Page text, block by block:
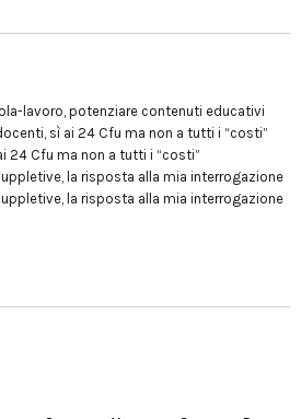
lavoro, potenziare contenuti educativi
sì ai 24 Cfu ma non a tutti i “costi”
24 Cfu ma non a tutti i “costi”
la risposta alla mia interrogazione
la risposta alla mia interrogazione